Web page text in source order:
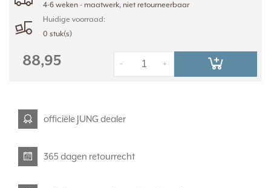
4-6 weken - maatwerk, niet retourneerbaar
Huidige voorraad:
0 stuk(s)
88,95 +
-
officiële JUNG dealer
365 dagen retourrecht